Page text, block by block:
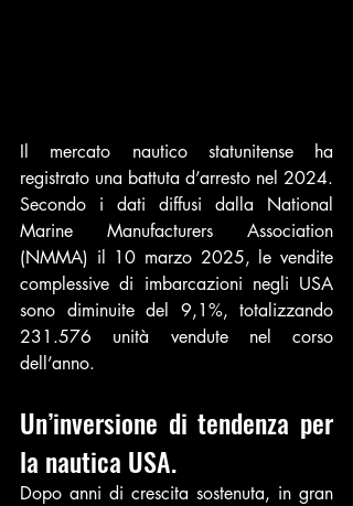
Il mercato nautico statunitense ha
registrato una battuta d’arresto nel 2024.
Secondo i dati diffusi dalla National
Marine Manufacturers Association
(NMMA) il 10 marzo 2025, le vendite
complessive di imbarcazioni negli USA
sono diminuite del 9,1%, totalizzando
231.576 unità vendute nel corso
dell’anno.
Un’inversione di tendenza per
la nautica USA.
Dopo anni di crescita sostenuta, in gran